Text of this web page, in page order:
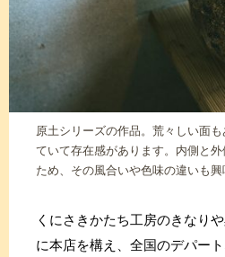
原土シリーズの作品。荒々しい面
ていて存在感があります。内側と
ため、その風合いや色味の違いも興
くにさきかたち工房のきなり
に本店を構え、全国のデパー